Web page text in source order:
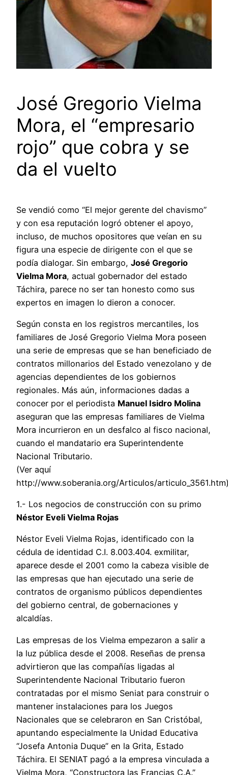
José Gregorio Vielma
Mora, el “empresario
rojo” que cobra y se
da el vuelto
Se vendió como “El mejor gerente del chavismo”
y con esa reputación logró obtener el apoyo,
incluso, de muchos opositores que veían en su
figura una especie de dirigente con el que se
podía dialogar. Sin embargo, José Gregorio
Vielma Mora, actual gobernador del estado
Táchira, parece no ser tan honesto como sus
expertos en imagen lo dieron a conocer.
Según consta en los registros mercantiles, los
familiares de José Gregorio Vielma Mora poseen
una serie de empresas que se han beneficiado de
contratos millonarios del Estado venezolano y de
agencias dependientes de los gobiernos
regionales. Más aún, informaciones dadas a
conocer por el periodista Manuel Isidro Molina
aseguran que las empresas familiares de Vielma
Mora incurrieron en un desfalco al fisco nacional,
cuando el mandatario era Superintendente
Nacional Tributario.
(Ver aquí
http://www.soberania.org/Articulos/
1.- Los negocios de construcción con su primo
Néstor Eveli Vielma Rojas
Néstor Eveli Vielma Rojas, identificado con la
cédula de identidad C.I. 8.003.404. exmilitar,
aparece desde el 2001 como la cabeza visible de
las empresas que han ejecutado una serie de
contratos de organismo públicos dependientes
del gobierno central, de gobernaciones y
alcaldías.
Las empresas de los Vielma empezaron a salir a
la luz pública desde el 2008. Reseñas de prensa
advirtieron que las compañías ligadas al
Superintendente Nacional Tributario fueron
contratadas por el mismo Seniat para construir o
mantener instalaciones para los Juegos
Nacionales que se celebraron en San Cristóbal,
apuntando especialmente la Unidad Educativa
“Josefa Antonia Duque” en la Grita, Estado
Táchira. El SENIAT pagó a la empresa vinculada a
Vielma Mora, “Constructora las Francias C.A.”